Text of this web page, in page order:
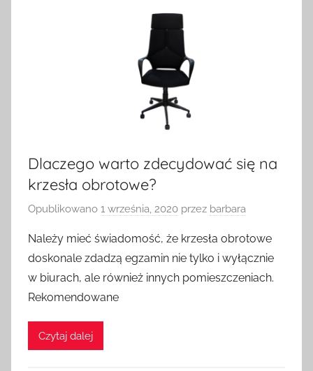
Dlaczego warto zdecydować się na
krzesła obrotowe?
Opublikowano 1 września, 2020 przez barbara
Należy mieć świadomość, że krzesła obrotowe
doskonale zdadzą egzamin nie tylko i wyłącznie
w biurach, ale również innych pomieszczeniach.
Rekomendowane
Czytaj dalej